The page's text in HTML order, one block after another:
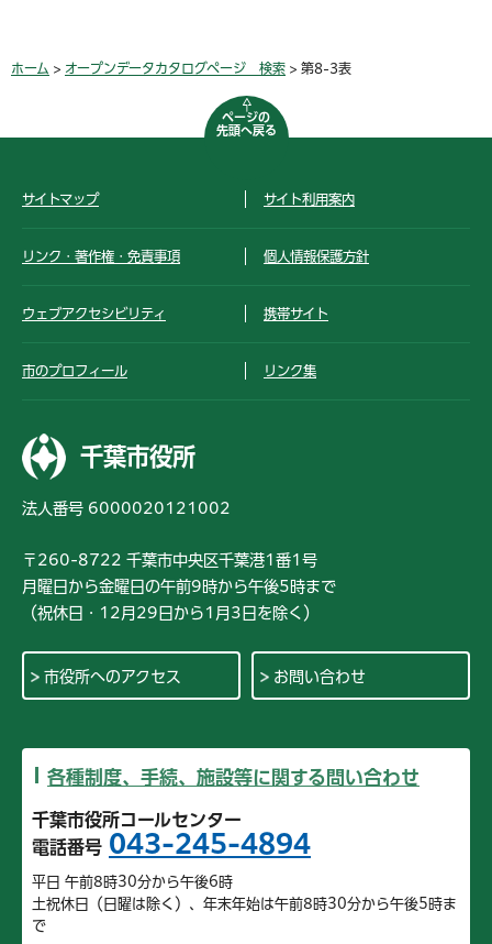
ホーム > オープンデータカタログページ 検索 > 第8-3表
ページの
先頭へ戻る
サイトマップ サイト利用案内
リンク・著作権・免責事項 個人情報保護方針
ウェブアクセシビリティ 携帯サイト
市のプロフィール リンク集
千葉市役所
法人番号 6000020121002
〒260-8722 千葉市中央区千葉港1番1号
月曜日から金曜日の午前9時から午後5時まで
（祝休日・12月29日から1月3日を除く）
市役所へのアクセス お問い合わせ
各種制度、手続、施設等に関する問い合わせ
千葉市役所コールセンター
電話番号 043-245-4894
平日 午前8時30分から午後6時
土祝休日（日曜は除く）、年末年始は午前8時30分から午後5時ま
で